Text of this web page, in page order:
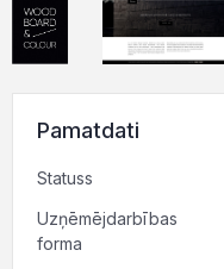
Pamatdati
Statuss
Uzņēmējdarbības
forma